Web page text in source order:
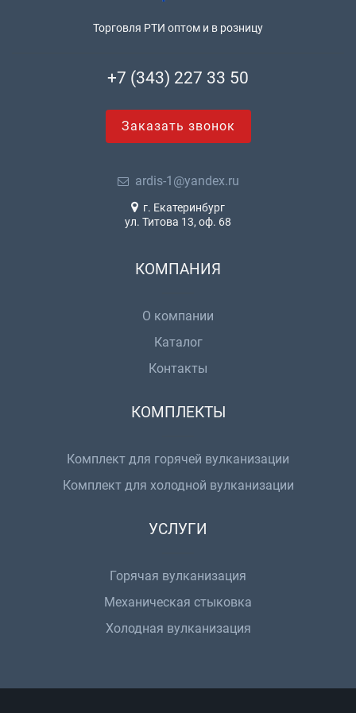
Торговля РТИ оптом и в розницу
+7 (343) 227 33 50
Заказать звонок
ardis-1@yandex.ru
г. Екатеринбург
ул. Титова 13, оф. 68
КОМПАНИЯ
О компании
Каталог
Контакты
КОМПЛЕКТЫ
Комплект для горячей вулканизации
Комплект для холодной вулканизации
УСЛУГИ
Горячая вулканизация
Механическая стыковка
Холодная вулканизация